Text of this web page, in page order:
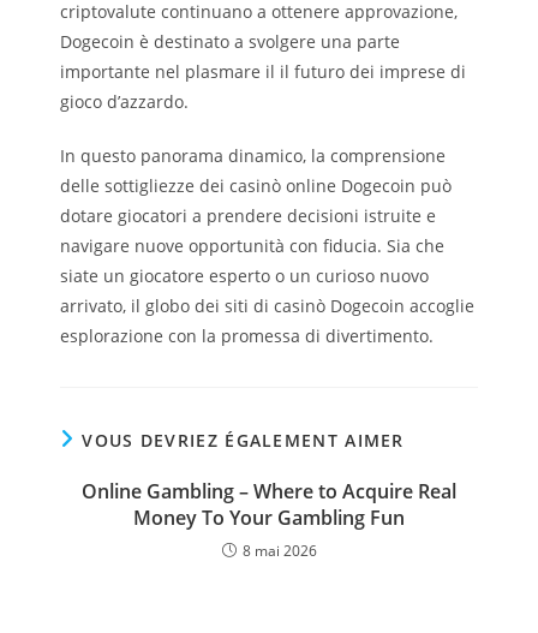
criptovalute continuano a ottenere approvazione,
Dogecoin è destinato a svolgere una parte
importante nel plasmare il il futuro dei imprese di
gioco d’azzardo.
In questo panorama dinamico, la comprensione
delle sottigliezze dei casinò online Dogecoin può
dotare giocatori a prendere decisioni istruite e
navigare nuove opportunità con fiducia. Sia che
siate un giocatore esperto o un curioso nuovo
arrivato, il globo dei siti di casinò Dogecoin accoglie
esplorazione con la promessa di divertimento.
VOUS DEVRIEZ ÉGALEMENT AIMER
Online Gambling – Where to Acquire Real
Money To Your Gambling Fun
8 mai 2026